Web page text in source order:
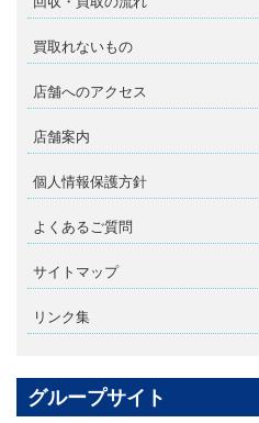
買取れないもの
店舗へのアクセス
店舗案内
個人情報保護方針
よくあるご質問
サイトマップ
リンク集
グループサイト